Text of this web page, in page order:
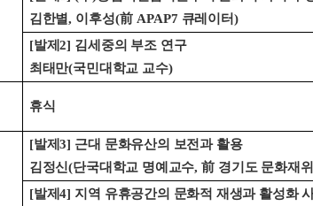
김한별, 이후성(前 APAP7 큐레이터)
[발제2] 김세중의 부조 연구
최태만(국민대학교 교수)
휴식
[발제3] 근대 문화유산의 보전과 활용
김정신(단국대학교 명예교수,前 경기도 문화재
[발제4] 지역 유휴공간의 문화적 재생과 활성화 사